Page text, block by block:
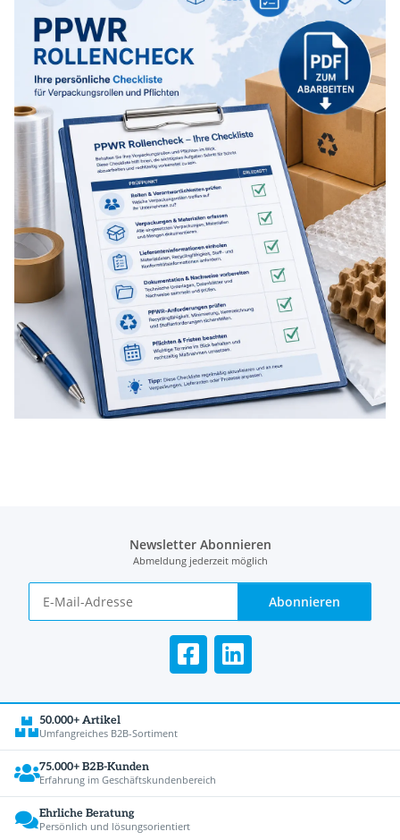
Newsletter Abonnieren
Abmeldung jederzeit möglich
Abonnieren
50.000+ Artikel
Umfangreiches B2B-Sortiment
75.000+ B2B-Kunden
Erfahrung im Geschäftskundenbereich
Ehrliche Beratung
Persönlich und lösungsorientiert